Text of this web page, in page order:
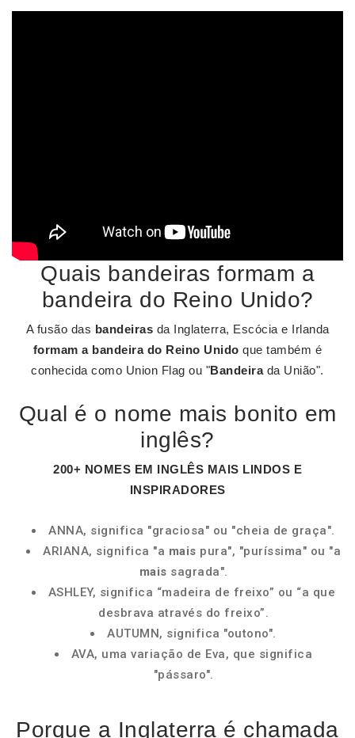
Quais bandeiras formam a
bandeira do Reino Unido?
A fusão das bandeiras da Inglaterra, Escócia e Irlanda
formam a bandeira do Reino Unido que também é
conhecida como Union Flag ou "Bandeirada União".
Qual é o nome mais bonito em
inglês?
200+ NOMES EM INGLÊS MAIS LINDOS E
INSPIRADORES
ANNA, significa "graciosa" ou "cheia de graça".
ARIANA, significa "a mais pura", "puríssima" ou "a
mais sagrada".
ASHLEY, significa “madeira de freixo” ou “a que
desbrava através do freixo”.
AUTUMN, significa "outono".
AVA, uma variação de Eva, que significa
"pássaro".
Porque a Inglaterra é chamada